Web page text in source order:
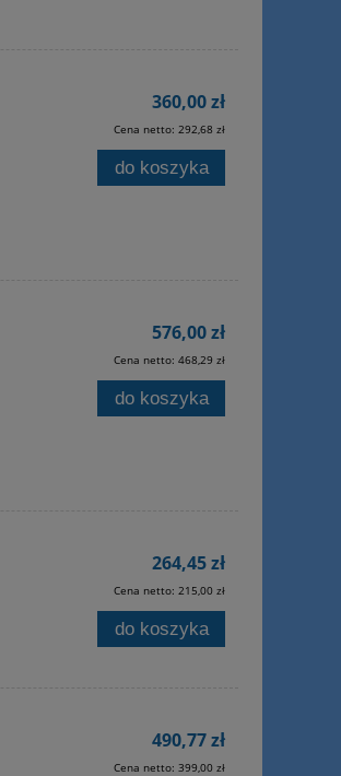
360,00 zł
Cena netto: 292,68 zł
do koszyka
576,00 zł
Cena netto: 468,29 zł
do koszyka
264,45 zł
Cena netto: 215,00 zł
do koszyka
490,77 zł
Cena netto: 399,00 zł